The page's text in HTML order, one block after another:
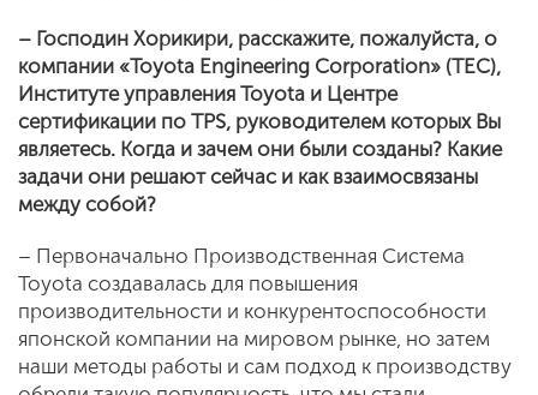
– Господин Хорикири, расскажите, пожалуйста, о
компании «Toyota Engineering Corporation» (TEC),
Институте управления Toyota и Центре
сертификации по TPS, руководителем которых Вы
являетесь. Когда и зачем они были созданы? Какие
задачи они решают сейчас и как взаимосвязаны
между собой?
– Первоначально Производственная Система
Toyota создавалась для повышения
производительности и конкурентоспособности
японской компании на мировом рынке, но затем
наши методы работы и сам подход к производству